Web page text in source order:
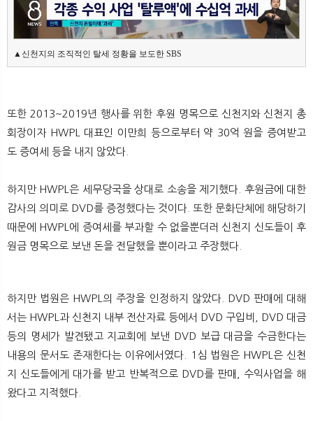
▲신천지의 조직적인 탈세 정황을 보도한 SBS
또한 2013~2019년 행사를 위한 후원 명목으로 신천지와 신천지 총
회장이자 HWPL 대표인 이만희 등으로부터 약 30억 원을 증여받고
도 증여세 등을 내지 않았다.
하지만 HWPL은 세무당국을 상대로 소송을 제기했다. 후원금에 대한
감사의 의미로 DVD를 증정했다는 것이다. 또한 문화단체에 해당하기
때문에 HWPL에 증여세를 부과할 수 없을뿐더러 신천지 신도들이 후
원금 명목으로 보낸 돈을 전달했을 뿐이라고 주장했다.
하지만 법원은 HWPL의 주장을 인정하지 않았다. DVD 판매에 대해
서는 HWPL과 신천지 내부 전산자료 등에서 DVD 구입비, DVD 대금
등의 명세가 발견됐고 지교회에 보낸 DVD 보급 대금을 수금한다는
내용의 문서도 존재한다는 이유에서였다. 1심 법원은 HWPL은 신천
지 신도들에게 대가를 받고 반복적으로 DVD를 판매, 수익사업을 해
왔다고 지적했다.